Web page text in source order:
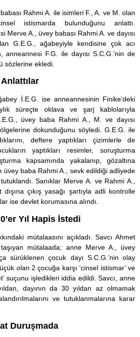
Rahmi A. ile isimleri F., A. ve M. olan
istismarda bulunduğunu anlattı.
Merve A., üvey babası Rahmi A. ve dayısı
G.E.G., ağabeyiyle kendisine çok acı
anneannesi F.G. ile dayısı S.C.G.’nin de
sözlerine ekledi.
İ.E.G. ise anneannesinin Finike’deki
süreçte oklava ve şarj kablolarıyla
üvey baba Rahmi A., M. ve dayısı
dokunduğunu söyledi. G.E.G. ile
deftere yaptıkları çizimlerle de
yaptıkları resimler, soruşturma
kapsamında yakalanıp, gözaltına
üvey baba Rahmi A., sevk edildiği adliyede
tutuklandı. Sanıklar Merve A. ve Rahmi A.,
çıkış yasağı şartıyla adli kontrolle
ise devlet korumasına alındı.
Yıl Hapis İstedi
mütalaasını açıkladı. Savcı Ahmet
taşıyan mütalaada; anne Merve A., üvey
sürüklenen çocuk dayı S.C.G.’nin olay
olan 2 çocuğa karşı ‘cinsel istismar’ ve
suçunu işledikleri iddia edildi. Savcı, anne
dayının da 30 yıldan az olmamak
ve tutuklanmalarına karar
Duruşmada